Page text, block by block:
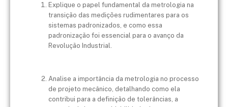
Explique o papel fundamental da metrologia na
transição das medições rudimentares para os
sistemas padronizados, e como essa
padronização foi essencial para o avanço da
Revolução Industrial.
Analise a importância da metrologia no processo
de projeto mecânico, detalhando como ela
contribui para a definição de tolerâncias, a